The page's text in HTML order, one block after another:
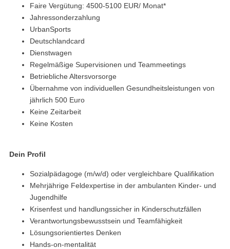
Faire Vergütung: 4500-5100 EUR/ Monat*
Jahressonderzahlung
UrbanSports
Deutschlandcard
Dienstwagen
Regelmäßige Supervisionen und Teammeetings
Betriebliche Altersvorsorge
Übernahme von individuellen Gesundheitsleistungen von
jährlich 500 Euro
Keine Zeitarbeit
Keine Kosten
Dein Profil
Sozialpädagoge (m/w/d) oder vergleichbare Qualifikation
Mehrjährige Feldexpertise in der ambulanten Kinder- und
Jugendhilfe
Krisenfest und handlungssicher in Kinderschutzfällen
Verantwortungsbewusstsein und Teamfähigkeit
Lösungsorientiertes Denken
Hands-on-mentalität